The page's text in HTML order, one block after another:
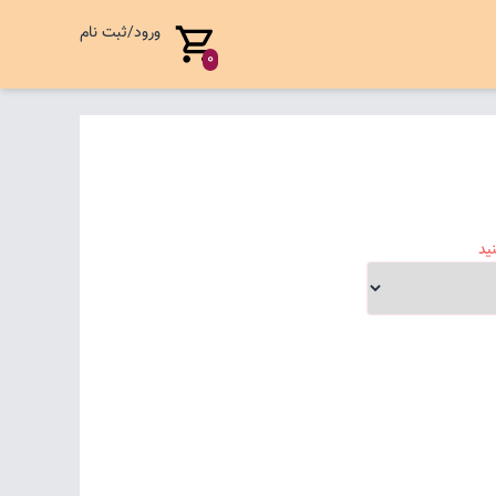
0
ورود/ثبت نام